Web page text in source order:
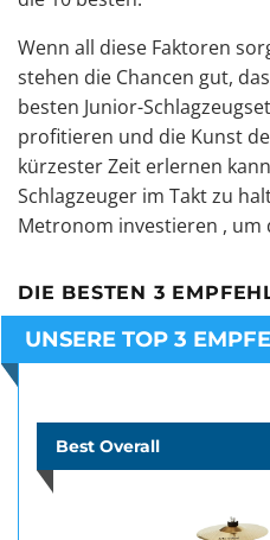
Wenn all diese Faktoren
stehen die Chancen gut,
besten Junior-
profitieren und die Kunst
kürzester Zeit erlernen
Schlagzeuger im Takt zu
Metronom investieren , um
DIE BESTEN 3
UNSERE TOP 3
Best Overall